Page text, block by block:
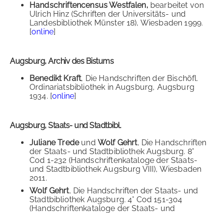
Handschriftencensus Westfalen, bearbeitet von
Ulrich Hinz (Schriften der Universitäts- und
Landesbibliothek Münster 18), Wiesbaden 1999.
[online]
Augsburg, Archiv des Bistums
Benedikt Kraft, Die Handschriften der Bischöfl.
Ordinariatsbibliothek in Augsburg, Augsburg
1934. [online]
Augsburg, Staats- und Stadtbibl.
Juliane Tredeund Wolf Gehrt, Die Handschriften
der Staats- und Stadtbibliothek Augsburg. 8°
Cod 1-232 (Handschriftenkataloge der Staats-
und Stadtbibliothek Augsburg VIII), Wiesbaden
2011.
Wolf Gehrt, Die Handschriften der Staats- und
Stadtbibliothek Augsburg. 4° Cod 151-304
(Handschriftenkataloge der Staats- und